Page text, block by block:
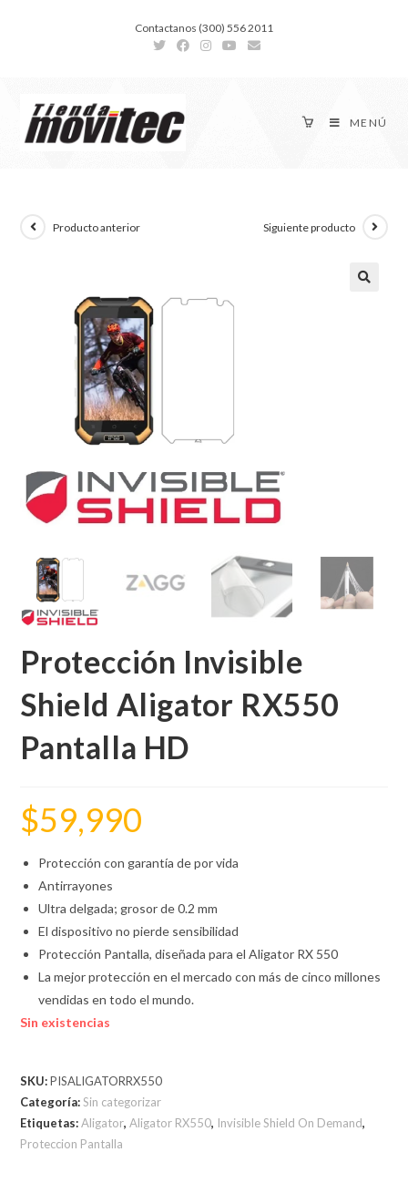
Contactanos (300) 556 2011
MENÚ
Producto anterior Siguiente producto
Protección Invisible
Shield Aligator RX550
Pantalla HD
$59,990
Protección con garantía de por vida
Antirrayones
Ultra delgada; grosor de 0.2 mm
El dispositivo no pierde sensibilidad
Protección Pantalla, diseñada para el Aligator RX 550
La mejor protección en el mercado con más de cinco millones
vendidas en todo el mundo.
Sin existencias
SKU:PISALIGATORRX550
Categoría:Sin categorizar
Etiquetas:Aligator,Aligator RX550, Invisible Shield On Demand,
Proteccion Pantalla